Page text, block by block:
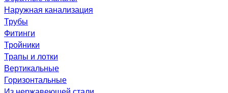
Наружная канализация
Трубы
Фитинги
Тройники
Трапы и лотки
Вертикальные
Горизонтальные